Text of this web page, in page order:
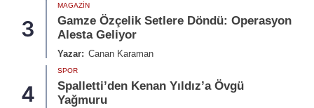
3
MAGAZIN
Gamze Özçelik Setlere Döndü: Operasyon
Alesta Geliyor
Yazar: Canan Karaman
4
SPOR
Spalletti’den Kenan Yıldız’a Övgü
Yağmuru